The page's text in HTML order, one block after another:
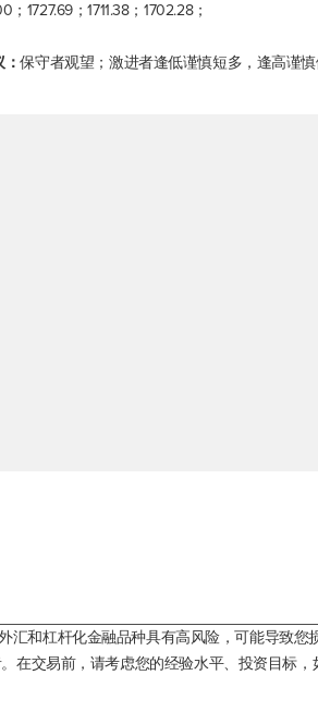
；1727.69；1711.38；1702.28；
：保守者观望；激进者逢低谨慎短多，逢高谨慎
汇和杠杆化金融品种具有高风险，可能导致
在交易前，请考虑您的经验水平、投资目标